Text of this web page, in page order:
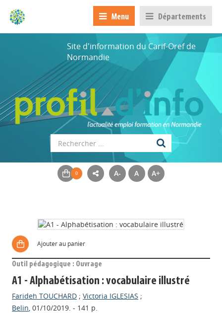
Menu Départements
Site d'information du Carif-Oref de
Normandie
A- A A+
Ajouter au panier
Outil pédagogique : Ouvrage
A1 - Alphabétisation : vocabulaire illustré
Farideh TOUCHARD ;Victoria IGLESIAS ;
Belin, 01/10/2019. - 141 p.